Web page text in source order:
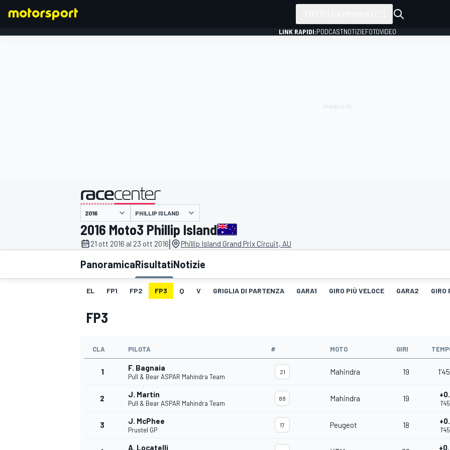
MOTOGP WEC
WRC
LINK RAPIDI:PODCASTNOTIZIEFOTOVIDEO
presentato da
PHILLIP ISLAND
2016 Moto3 Phillip Island
21 ott 2016 al 23 ott 2016| Phillip Island Grand Prix Circuit, AU
PanoramicaRisultatiNotizie
EL FP1 FP2 FP3 Q V GRIGLIA DI PARTENZA GARA1 GIRO PIÙ VELOCE GARA2 GIRO
FP3
CLA PILOTA # MOTO GIRI
1 F. Bagnaia
Pull & Bear ASPAR Mahindra Team
21 Mahindra 19
2 J. Martin
Pull & Bear ASPAR Mahindra Team
88 Mahindra 19
3 J. McPhee
Prustel GP
17 Peugeot 18
A. Locatelli